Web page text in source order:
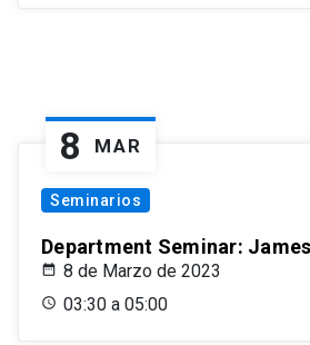
8 MAR
Seminarios
Department Seminar:
8 de Marzo de 2023
03:30 a 05:00